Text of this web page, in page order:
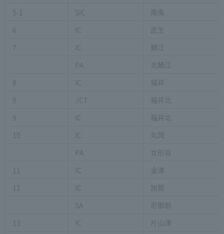
5-1
SIC
南条
6
IC
武生
7
IC
鯖江
PA
北鯖江
8
IC
福井
9
JCT
福井北
9
IC
福井北
10
IC
丸岡
PA
女形谷
11
IC
金津
12
IC
加賀
SA
尼御前
13
IC
片山津